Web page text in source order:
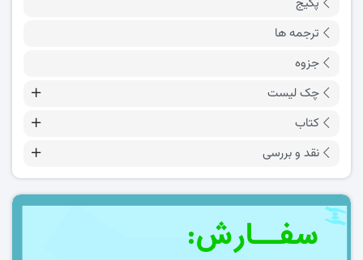
ترجمه ها
جزوه
چک لیست
کتاب
نقد و بررسی